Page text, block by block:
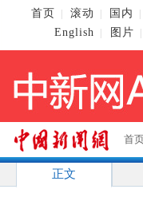
首页 滚动 国内
English
图片
首
正文